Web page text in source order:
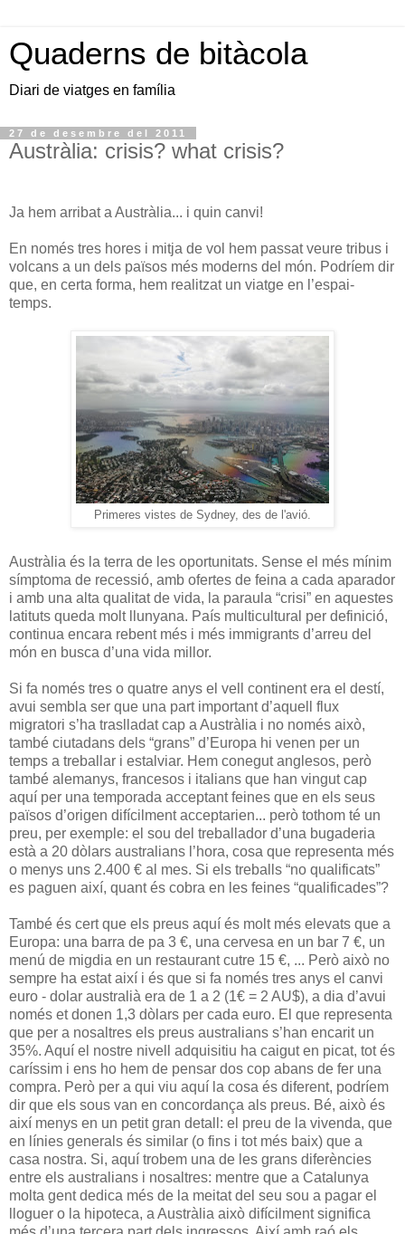
Quaderns de bitàcola
Diari de viatges en família
27 de desembre del 2011
Austràlia: crisis? what crisis?
Ja hem arribat a Austràlia... i quin canvi!
En només tres hores i mitja de vol hem passat veure tribus i
volcans a un dels països més moderns del món. Podríem dir
que, en certa forma, hem realitzat un viatge en l’espai-
temps.
Primeres vistes de Sydney, des de l'avió.
Austràlia és la terra de les oportunitats. Sense el més mínim
símptoma de recessió, amb ofertes de feina a cada aparador
i amb una alta qualitat de vida, la paraula “crisi” en aquestes
latituts queda molt llunyana. País multicultural per definició,
continua encara rebent més i més immigrants d’arreu del
món en busca d’una vida millor.
Si fa només tres o quatre anys el vell continent era el destí,
avui sembla ser que una part important d’aquell flux
migratori s’ha traslladat cap a Austràlia i no només això,
també ciutadans dels “grans” d’Europa hi venen per un
temps a treballar i estalviar. Hem conegut anglesos, però
també alemanys, francesos i italians que han vingut cap
aquí per una temporada acceptant feines que en els seus
països d’origen difícilment acceptarien... però tothom té un
preu, per exemple: el sou del treballador d’una bugaderia
està a 20 dòlars australians l’hora, cosa que representa més
o menys uns 2.400 € al mes. Si els treballs “no qualificats”
es paguen així, quant és cobra en les feines “qualificades”?
També és cert que els preus aquí és molt més elevats que a
Europa: una barra de pa 3 €, una cervesa en un bar 7 €, un
menú de migdia en un restaurant cutre 15 €, ... Però això no
sempre ha estat així i és que si fa només tres anys el canvi
euro - dolar australià era de 1 a 2 (1€ = 2 AU$), a dia d’avui
només et donen 1,3 dòlars per cada euro. El que representa
que per a nosaltres els preus australians s’han encarit un
35%. Aquí el nostre nivell adquisitiu ha caigut en picat, tot és
caríssim i ens ho hem de pensar dos cop abans de fer una
compra. Però per a qui viu aquí la cosa és diferent, podríem
dir que els sous van en concordança als preus. Bé, això és
així menys en un petit gran detall: el preu de la vivenda, que
en línies generals és similar (o fins i tot més baix) que a
casa nostra. Si, aquí trobem una de les grans diferències
entre els australians i nosaltres: mentre que a Catalunya
molta gent dedica més de la meitat del seu sou a pagar el
lloguer o la hipoteca, a Austràlia això difícilment significa